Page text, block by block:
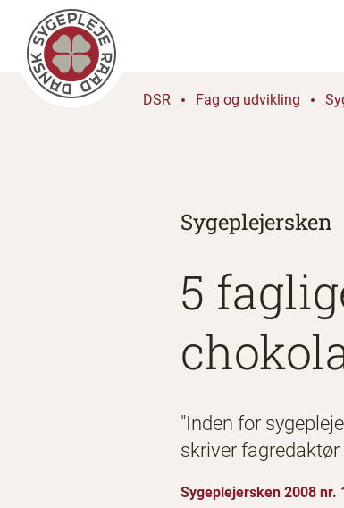
DSR Fag og udvikling
Sygeplejersken
5
"Inden for
skriver fagredaktør
Sygeplejersken 2008 nr.